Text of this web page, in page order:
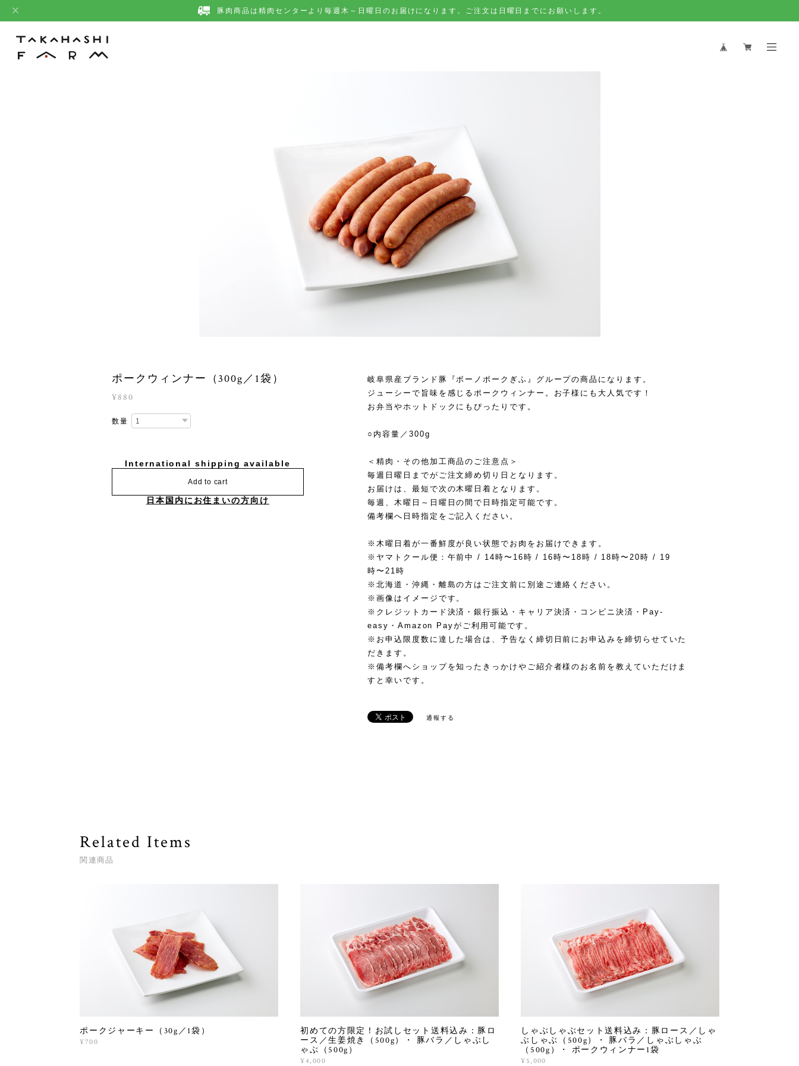
豚肉商品は精肉センターより毎週木～日曜日のお届けになります。ご注文は日曜日までにお願いします。
ポークウィンナー（300g／1袋）
¥880
数量
International shipping available
Add to cart
日本国内にお住まいの方向け
岐阜県産ブランド豚『ボーノポークぎふ』グループの商品になります。
ジューシーで旨味を感じるポークウィンナー。お子様にも大人気です！
お弁当やホットドックにもぴったりです。
○内容量／300g
＜精肉・その他加工商品のご注意点＞
毎週日曜日までがご注文締め切り日となります。
お届けは、最短で次の木曜日着となります。
毎週、木曜日～日曜日の間で日時指定可能です。
備考欄へ日時指定をご記入ください。
※木曜日着が一番鮮度が良い状態でお肉をお届けできます。
※ヤマトクール便：午前中 / 14時〜16時 / 16時〜18時 / 18時〜20時 / 19
時〜21時
※北海道・沖縄・離島の方はご注文前に別途ご連絡ください。
※画像はイメージです。
※クレジットカード決済・銀行振込・キャリア決済・コンビニ決済・Pay-
easy・Amazon Payがご利用可能です。
※お申込限度数に達した場合は、予告なく締切日前にお申込みを締切らせていた
だきます。
※備考欄へショップを知ったきっかけやご紹介者様のお名前を教えていただけま
すと幸いです。
通報する
Related Items
関連商品
ポークジャーキー（30g／1袋）
¥700
初めての方限定！お試しセット送料込み：豚ロ
ース／生姜焼き（500g）・ 豚バラ／しゃぶし
ゃぶ（500g）
¥4,000
しゃぶしゃぶセット送料込み：豚ロース／しゃ
ぶしゃぶ（500g）・ 豚バラ／しゃぶしゃぶ
（500g）・ ポークウィンナー1袋
¥5,000